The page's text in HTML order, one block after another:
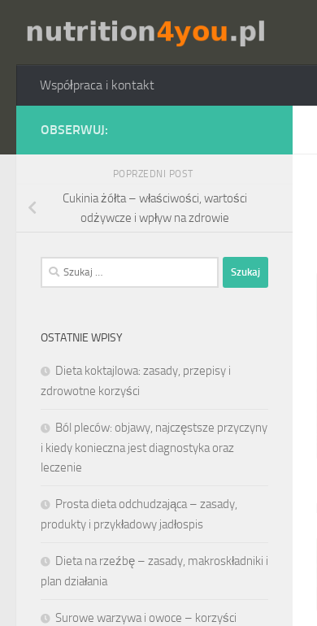
Przejdź do treści
Współpraca i kontakt
OBSERWUJ:
POPRZEDNI POST
Cukinia żółta – właściwości, wartości
odżywcze i wpływ na zdrowie
Szukaj:
OSTATNIE WPISY
Dieta koktajlowa: zasady, przepisy i
zdrowotne korzyści
Ból pleców: objawy, najczęstsze przyczyny
i kiedy konieczna jest diagnostyka oraz
leczenie
Prosta dieta odchudzająca – zasady,
produkty i przykładowy jadłospis
Dieta na rzeźbę – zasady, makroskładniki i
plan działania
Surowe warzywa i owoce – korzyści